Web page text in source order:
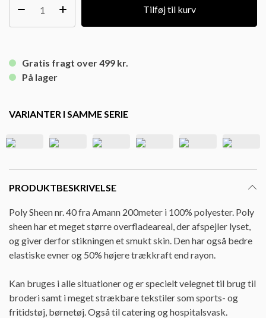
Tilføj til kurv
Gratis fragt over 499 kr.
På lager
VARIANTER I SAMME SERIE
PRODUKTBESKRIVELSE
Poly Sheen nr. 40 fra Amann 200meter i 100% polyester. Poly
sheen har et meget større overfladeareal, der afspejler lyset,
og giver derfor stikningen et smukt skin. Den har også bedre
elastiske evner og 50% højere trækkraft end rayon.
Kan bruges i alle situationer og er specielt velegnet til brug til
broderi samt i meget strækbare tekstiler som sports- og
fritidstøj, børnetøj. Også til catering og hospitalsvask.